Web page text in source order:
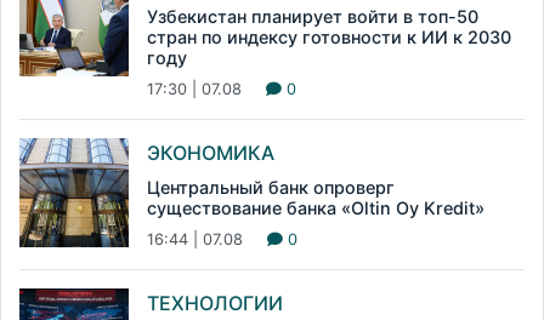
Узбекистан планирует войти в топ-50
стран по индексу готовности к ИИ к 2030
году
17:30 | 07.08 0
ЭКОНОМИКА
Центральный банк опроверг
существование банка «Oltin Oy Kredit»
16:44 | 07.08 0
ТЕХНОЛОГИИ